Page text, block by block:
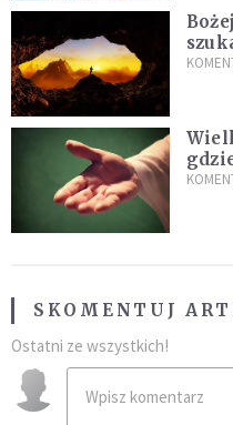
SKOMENTUJ
Ostatni ze wszystkich!